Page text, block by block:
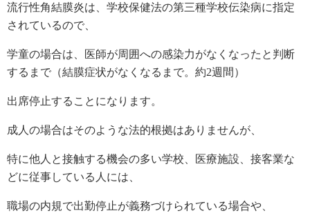
流行性角結膜炎は、学校保健法の第三種学校伝染病に指定
されているので、
学童の場合は、医師が周囲への感染力がなくなったと判断
するまで（結膜症状がなくなるまで。約2週間）
出席停止することになります。
成人の場合はそのような法的根拠はありませんが、
特に他人と接触する機会の多い学校、医療施設、接客業な
どに従事している人には、
職場の内規で出勤停止が義務づけられている場合や、